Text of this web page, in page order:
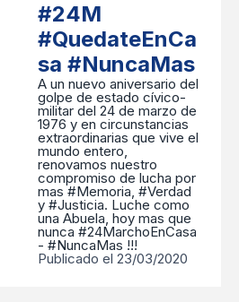
#24M
#QuedateEnCa
sa #NuncaMas
A un nuevo aniversario del
golpe de estado cívico-
militar del 24 de marzo de
1976 y en circunstancias
extraordinarias que vive el
mundo entero,
renovamos nuestro
compromiso de lucha por
mas #Memoria, #Verdad
y #Justicia. Luche como
una Abuela, hoy mas que
nunca #24MarchoEnCasa
- #NuncaMas !!!
Publicado el 23/03/2020